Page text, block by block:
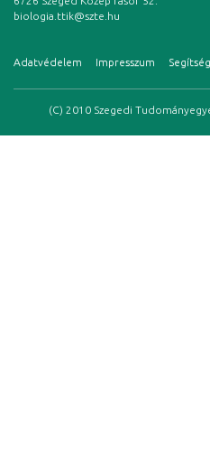
biologia.ttik@szte.hu
Adatvédelem Impresszum Segítség
(C) 2010 Szegedi